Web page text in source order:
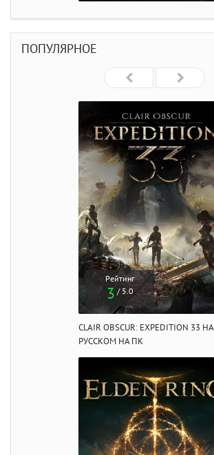
ПОПУЛЯРНОЕ
Рейтинг
3 / 5.0
CLAIR OBSCUR: EXPEDITION 33 НА
РУССКОМ НА ПК